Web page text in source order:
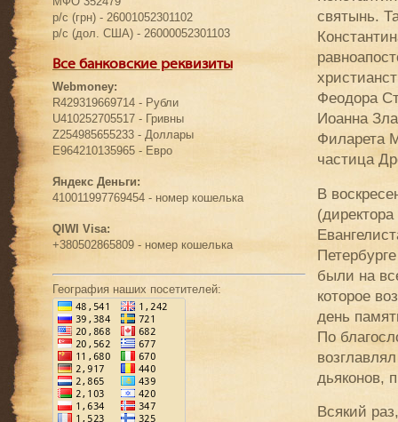
святынь.
Феодора
Иоанна
Филарета
частица
В
были на
которое
день
По
дьяконов,
Всякий
р/с (грн) - 26001052301102
р/с (дол. США) - 26000052301103
Все банковские реквизиты
Webmoney:
R429319669714 - Рубли
U410252705517 - Гривны
Z254985655233 - Доллары
E964210135965 - Евро
Яндекс Деньги:
410011997769454 - номер кошелька
QIWI Visa:
+380502865809 - номер кошелька
География наших посетителей: